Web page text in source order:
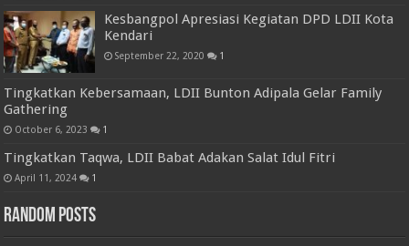
Kesbangpol Apresiasi Kegiatan DPD LDII Kota
Kendari
September 22, 2020 1
Tingkatkan Kebersamaan, LDII Bunton Adipala Gelar Family
Gathering
October 6, 2023 1
Tingkatkan Taqwa, LDII Babat Adakan Salat Idul Fitri
April 11, 2024 1
Random Posts